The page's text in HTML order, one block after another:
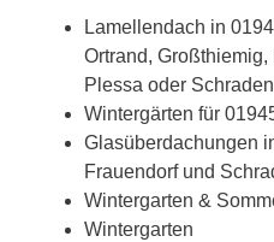
Lamellendach in
Ortrand,
Plessa oder
Wintergärten für
Glasüberdachungen
Frauendorf und
Wintergarten &
Wintergarten